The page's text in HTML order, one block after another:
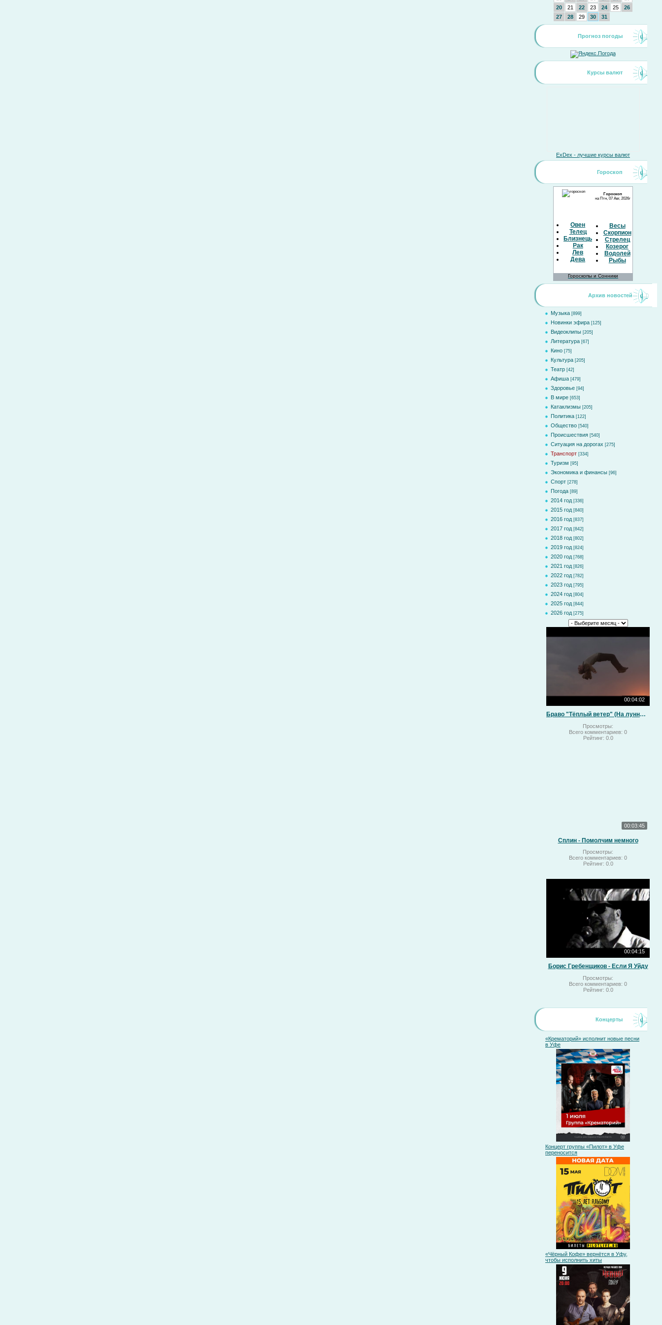
20
21 22 23 24 25
26
27
28 29 30 31
Прогноз погоды
Курсы валют
ExDex - лучшие курсы валют
Гороскоп
Гороскоп
на Птн, 07 Авг, 2026г
Овен
Телец
Близнецы
Рак
Лев
Дева
Весы
Скорпион
Стрелец
Козерог
Водолей
Рыбы
Гороскопы и Сонники
Архив новостей
Музыка [899]
Новинки эфира [125]
Видеоклипы [205]
Литература [67]
Кино [75]
Культура [205]
Театр [42]
Афиша [479]
Здоровье [94]
В мире [653]
Катаклизмы [205]
Политика [122]
Общество [540]
Происшествия [540]
Ситуация на дорогах [275]
Транспорт [334]
Туризм [95]
Экономика и финансы [96]
Спорт [278]
Погода [89]
2014 год [336]
2015 год [840]
2016 год [837]
2017 год [842]
2018 год [802]
2019 год [824]
2020 год [768]
2021 год [826]
2022 год [782]
2023 год [795]
2024 год [804]
2025 год [844]
2026 год [275]
00:04:02
Браво "Тёплый ветер" (На лунный свет)
Просмотры:
Всего комментариев: 0
Рейтинг: 0.0
00:03:45
Сплин - Помолчим немного
Просмотры:
Всего комментариев: 0
Рейтинг: 0.0
00:04:15
Борис Гребенщиков - Если Я Уйду
Просмотры:
Всего комментариев: 0
Рейтинг: 0.0
Концерты
«Крематорий» исполнит новые песни
в Уфе
Концерт группы «Пилот» в Уфе
переносится
«Чёрный Кофе» вернётся в Уфу,
чтобы исполнить хиты